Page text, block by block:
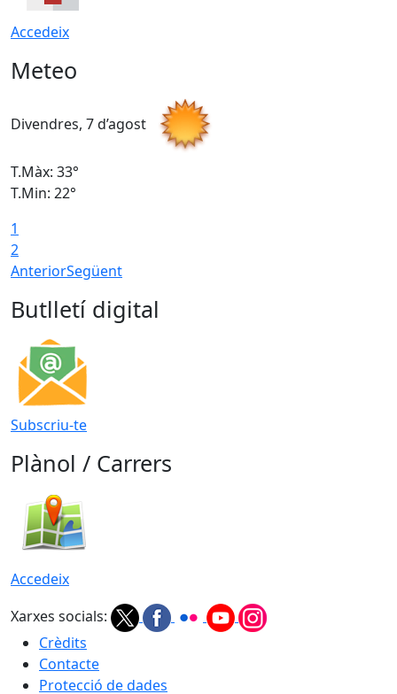
Accedeix
Meteo
Divendres, 7 d’agost
T.Màx: 33°
T.Min: 22°
1
2
AnteriorSegüent
Butlletí digital
Subscriu-te
Plànol / Carrers
Accedeix
Xarxes socials:
Crèdits
Contacte
Protecció de dades